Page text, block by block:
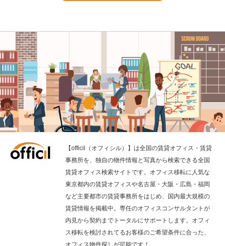
【officil（オフィシル）】は全国の賃貸オフィス・賃貸
事務所を、独自の物件情報と写真から検索できる全国
賃貸オフィス検索サイトです。オフィス移転に人気な
東京都内の賃貸オフィスや名古屋・大阪・広島・福岡
など主要都市の賃貸事務所をはじめ、国内最大規模の
賃貸情報を掲載中。専任のオフィスコンサルタントが
内見から契約までトータルにサポートします。オフィ
ス移転を検討されてるお客様のご希望条件に合った、
オフィス物件探しが可能です！